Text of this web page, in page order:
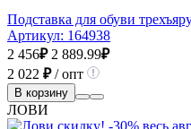
Подставка для обуви
Артикул: 164938
2 456₽ 2 889.99₽
2 022 ₽/ опт
В корзину
ЛОВИ